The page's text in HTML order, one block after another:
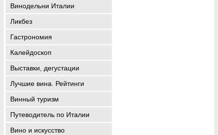
Винодельни Италии
Ликбез
Гастрономия
Калейдоскоп
Выставки, дегустации
Лучшие вина. Рейтинги
Винный туризм
Путеводитель по Италии
Вино и искусство